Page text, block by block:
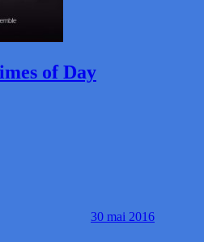
of Day
30 mai 2016